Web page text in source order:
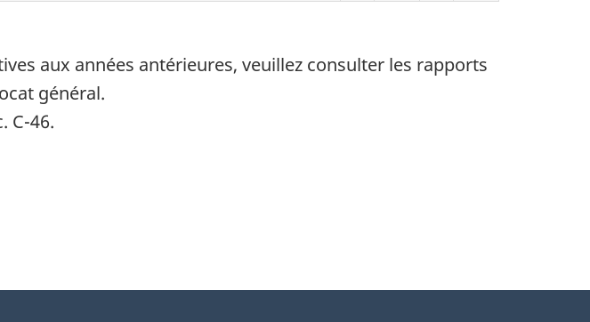
aux années antérieures, veuillez consulter les rapports
général.
C-46.